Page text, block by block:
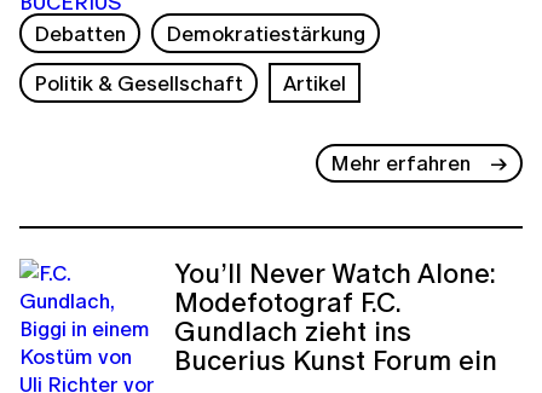
Debatten
Demokratiestärkung
Politik & Gesellschaft
Artikel
Mehr erfahren
You’ll Never Watch Alone:
Modefotograf F.C.
Gundlach zieht ins
Bucerius Kunst Forum ein